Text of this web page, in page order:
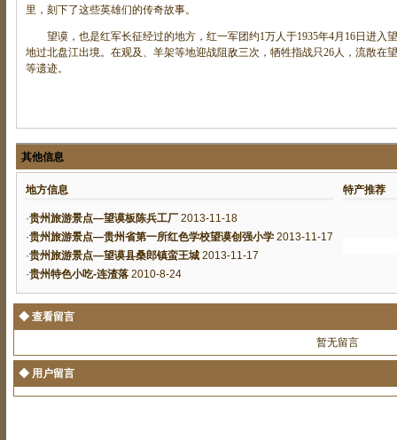
里，刻下了这些英雄们的传奇故事。
望谟，也是红军长征经过的地方，红一军团约1万人于1935年4月16日进入
地过北盘江出境。在观及、羊架等地迎战阻敌三次，牺牲指战只26人，流散在
等遗迹。
其他信息
地方信息 特产推荐
·贵州旅游景点—望谟板陈兵工厂2013-11-18
·贵州旅游景点—贵州省第一所红色学校望谟创强小学2013-11-17
·贵州旅游景点—望谟县桑郎镇蛮王城2013-11-17
·贵州特色小吃-连渣落2010-8-24
◆ 查看留言
暂无留言
◆ 用户留言